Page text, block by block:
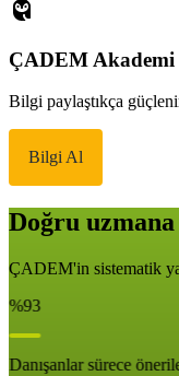
ÇADEM Akademi
Bilgi paylaştıkça
Bilgi Al
Doğru
ÇADEM'in sistematik
%93
Danışanlar sürece